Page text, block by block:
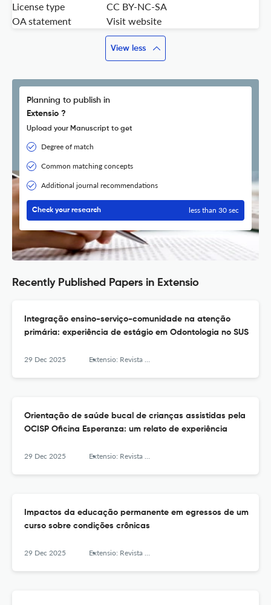
License type
CC BY-NC-SA
OA statement
Visit website
View less
Planning to publish in
Extensio ?
Upload your Manuscript to get
Degree of match
Common matching concepts
Additional journal recommendations
Check your research less than 30 sec
Recently Published Papers in Extensio
Integração ensino-serviço-comunidade na atenção
primária: experiência de estágio em Odontologia no SUS
29 Dec 2025 Extensio: Revista Eletrônica de Extensão
Orientação de saúde bucal de crianças assistidas pela
OCISP Oficina Esperanza: um relato de experiência
29 Dec 2025 Extensio: Revista Eletrônica de Extensão
Impactos da educação permanente em egressos de um
curso sobre condições crônicas
29 Dec 2025 Extensio: Revista Eletrônica de Extensão